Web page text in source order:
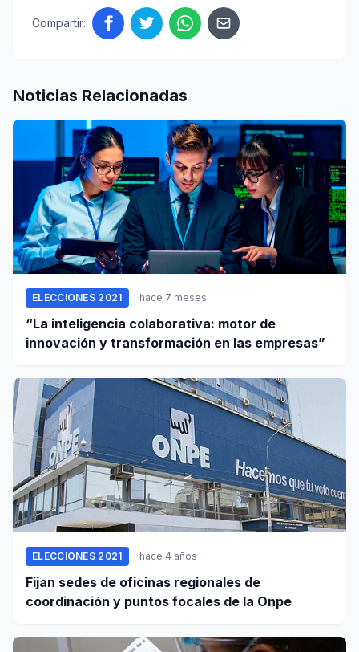
Compartir:
Noticias Relacionadas
ELECCIONES 2021 hace 7 meses
“La inteligencia colaborativa: motor de
innovación y transformación en las empresas”
ELECCIONES 2021 hace 4 años
Fijan sedes de oficinas regionales de
coordinación y puntos focales de la Onpe